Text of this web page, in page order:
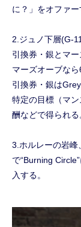
に？」をオファー
2.ジュノ下層(G-
引換券・銀とマ
マーズオーブな
引換券・銀は
特定の目標（マ
酬などで得られる
3.ホルレーの岩峰
で“Burning
入する。